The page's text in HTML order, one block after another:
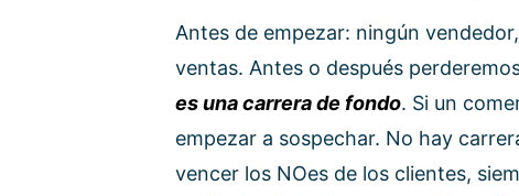
Antes de empezar: ningún
ventas. Antes o después
es una carrera de fondo. Si un
empezar a sospechar. No hay
vencer los NOes de los clientes,